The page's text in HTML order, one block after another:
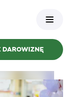
DAROWIZNĘ